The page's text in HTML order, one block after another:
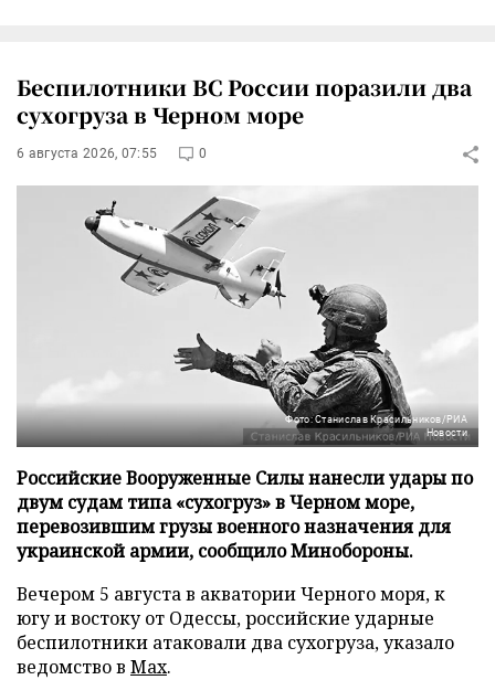
Беспилотники ВС России поразили два
сухогруза в Черном море
6 августа 2026, 07:55 0
Фото: Станислав Красильников/РИА
Новости
Российские Вооруженные Силы нанесли удары по
двум судам типа «сухогруз» в Черном море,
перевозившим грузы военного назначения для
украинской армии, сообщило Минобороны.
Вечером 5 августа в акватории Черного моря, к
югу и востоку от Одессы, российские ударные
беспилотники атаковали два сухогруза, указало
ведомство в Max.